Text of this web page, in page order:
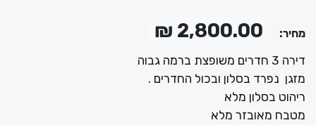
מחיר: 2,800.00 ₪
דירה 3 חדרים משופצת ברמה גבוה
מזגן נפרד בסלון ובכול החדרים .
ריהוט בסלון מלא
מטבח מאובזר מלא